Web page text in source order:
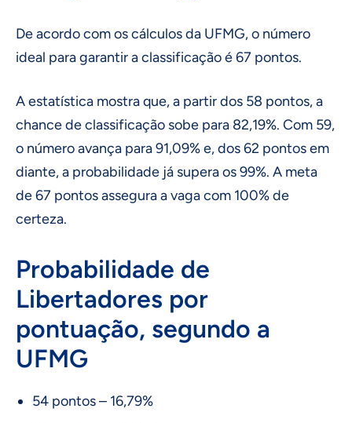
De acordo com os cálculos da UFMG, o número
ideal para garantir a classificação é 67 pontos.
A estatística mostra que, a partir dos 58 pontos, a
chance de classificação sobe para 82,19%. Com 59,
o número avança para 91,09% e, dos 62 pontos em
diante, a probabilidade já supera os 99%. A meta
de 67 pontos assegura a vaga com 100% de
certeza.
Probabilidade de
Libertadores por
pontuação, segundo a
UFMG
54 pontos – 16,79%